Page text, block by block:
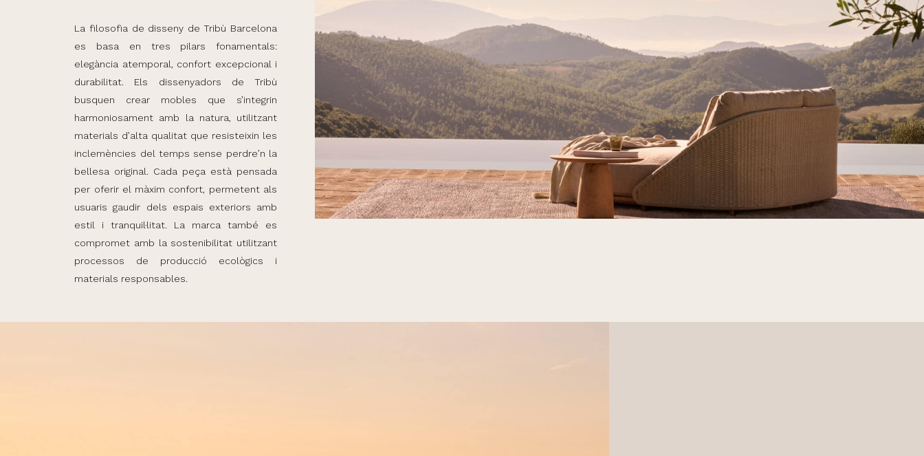
La filosofia de disseny de Tribù Barcelona
es basa en tres pilars fonamentals:
elegància atemporal, confort excepcional i
durabilitat. Els dissenyadors de Tribù
busquen crear mobles que s’integrin
harmoniosament amb la natura, utilitzant
materials d’alta qualitat que resisteixin les
inclemències del temps sense perdre’n la
bellesa original. Cada peça està pensada
per oferir el màxim confort, permetent als
usuaris gaudir dels espais exteriors amb
estil i tranquil·litat. La marca també es
compromet amb la sostenibilitat utilitzant
processos de producció ecològics i
materials responsables.